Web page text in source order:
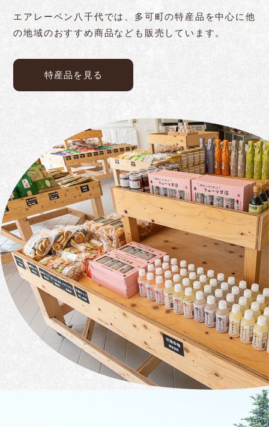
エアレーベン八千代では、多可町の特産品を中心に他
の地域のおすすめ商品なども販売しています。
特産品を見る